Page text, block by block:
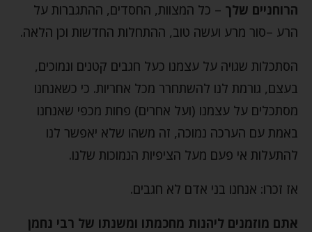
הרוחניים שלך – כל המצוות, החסדים, ההתגברות על
הרע –סור מרע ועשה טוב, ההתחלות החדשות וכן הלאה.
הסתכלות שגויה על עצמנו כעל חגבים קטנים ונמוכים,
בעצם, גורמת לנו להשתחרר מכל אחריות. כי כשאנחנו
מסתכלים על עצמנו (ועל אחרים) פחות מכפי שאנחנו
באמת עם הערכה נמוכה, זה משהו שלא יאפשר לנו
להתעלות אי פעם מעל הציפיות הנמוכות שלנו.
אז זכרו: אנחנו בני אדם לא חגבים.
אתם מוזמנים ליהנות מחכמתו ומשנתו של רבי נחמן